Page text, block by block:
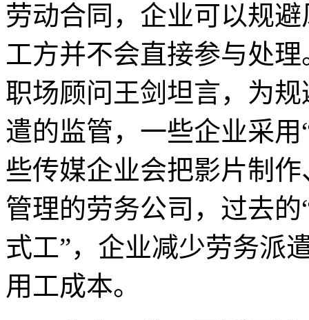
劳动合同，企业可以规
工方并不会直接参与处
职场顾问王剑坦言，为
遣的监管，一些企业采
些传媒企业会把影片制
管理的劳务公司，过去
式工”，企业减少劳务派
用工成本。